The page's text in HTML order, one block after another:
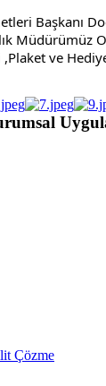
Başkanı
Müdürümüz
,Plaket ve
Çözme